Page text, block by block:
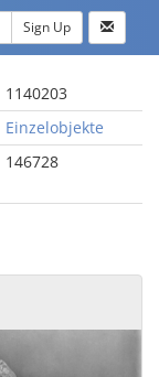
Sign Up
1140203
Einzelobjekte
146728